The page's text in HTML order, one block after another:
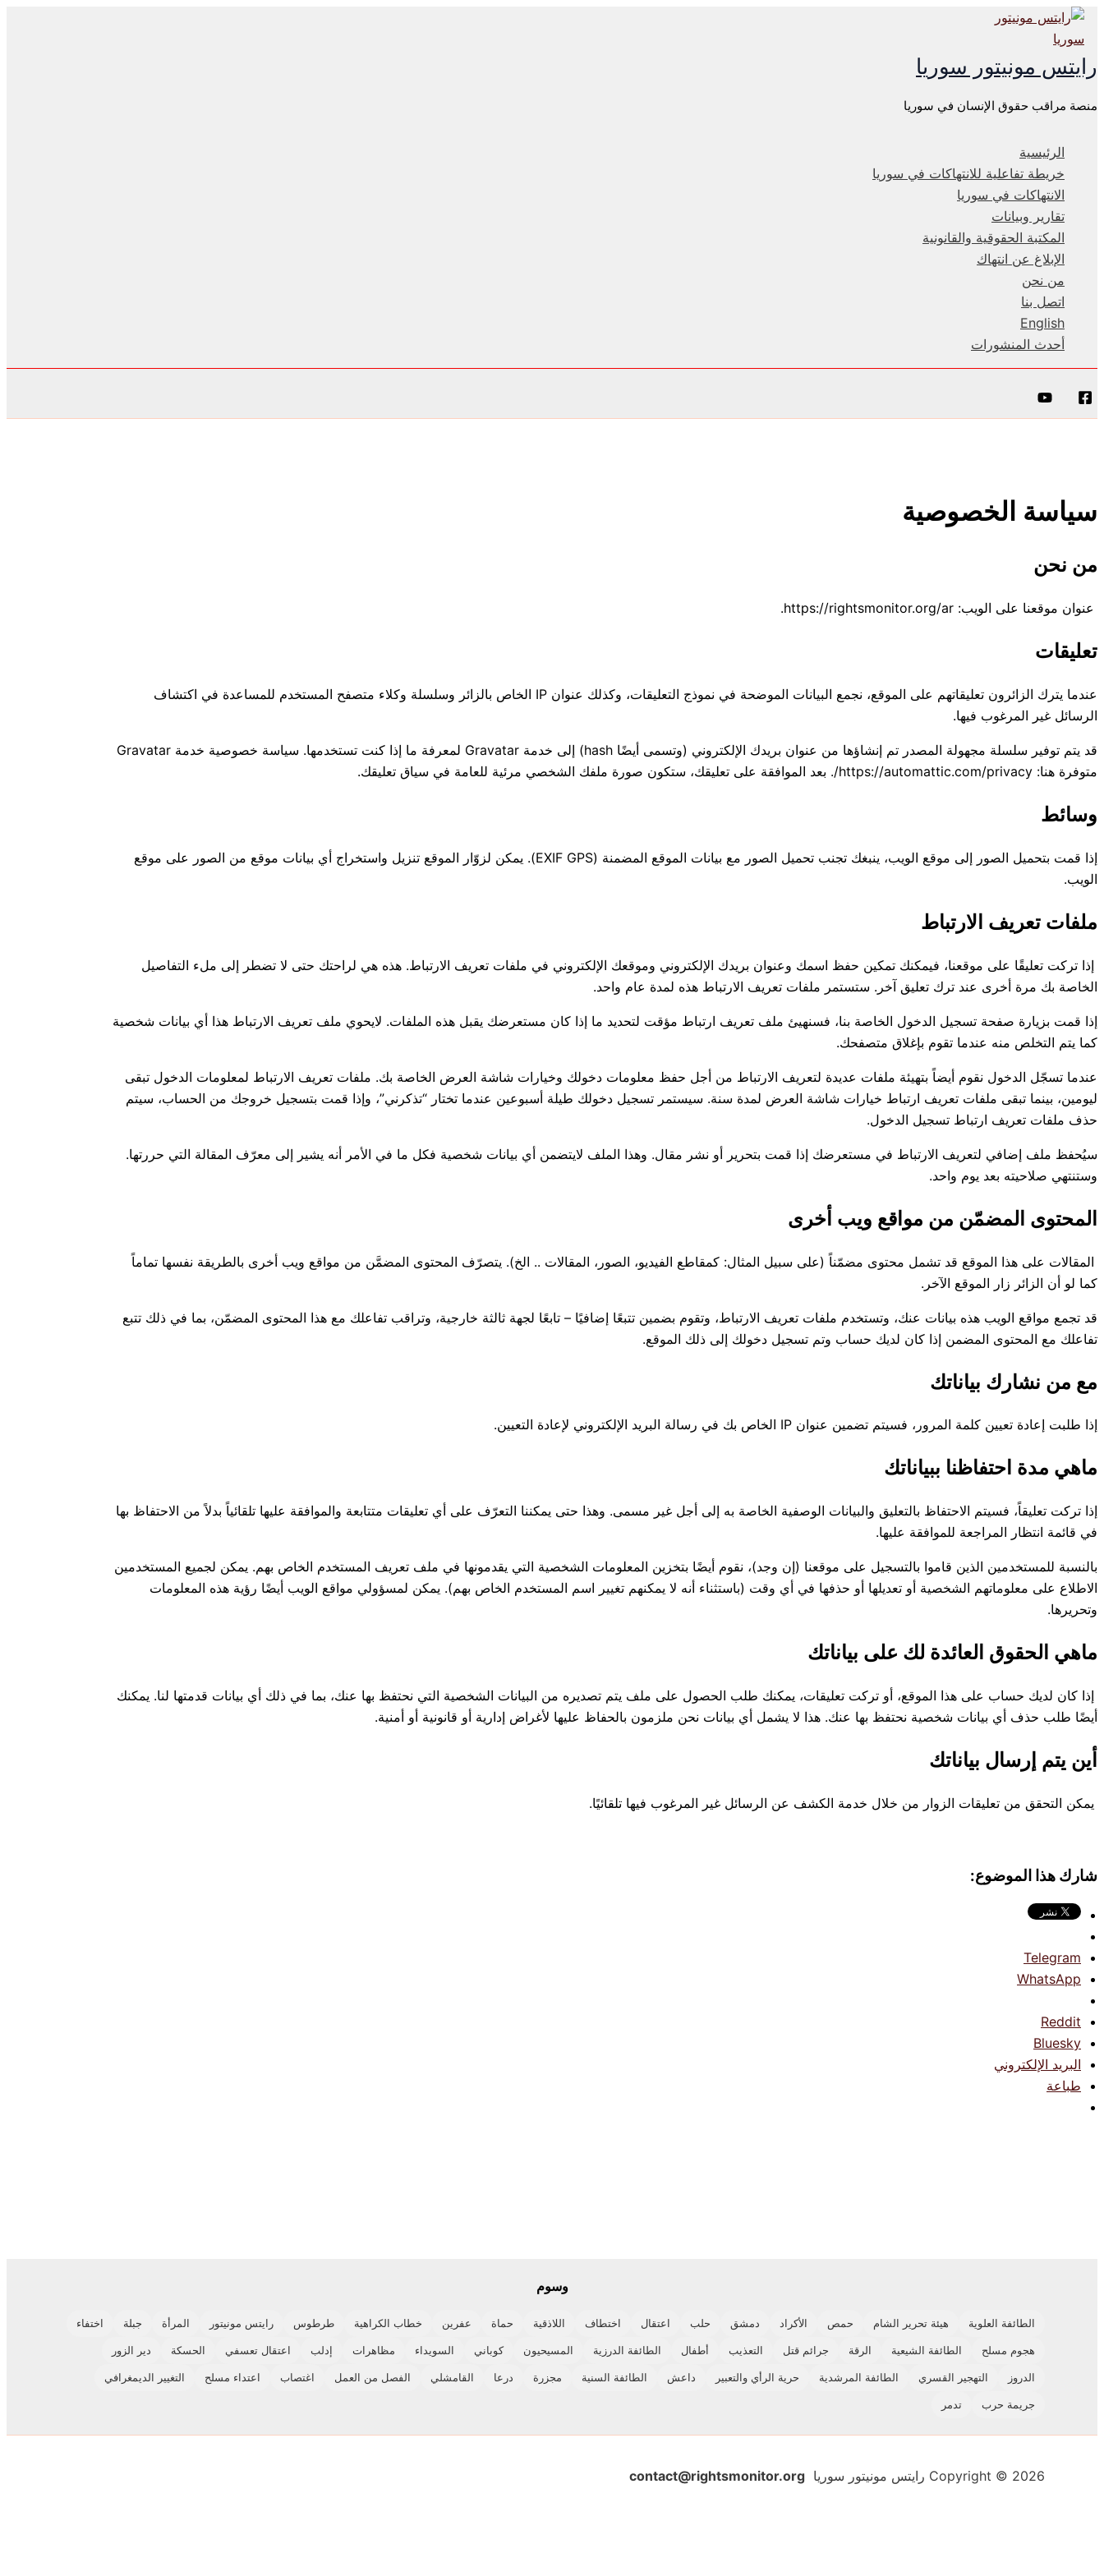
تخطي
إلى
المحتوى
رايتس مونيتور سوريا
منصة مراقب حقوق الإنسان في سوريا
الرئيسية
خريطة تفاعلية للانتهاكات في سوريا
الانتهاكات في سوريا
تقارير وبيانات
المكتبة الحقوقية والقانونية
الإبلاغ عن انتهاك
من نحن
اتصل بنا
English
أحدث المنشورات
سياسة الخصوصية
من نحن
عنوان موقعنا على الويب: https://rightsmonitor.org/ar.
تعليقات
عندما يترك الزائرون تعليقاتهم على الموقع، نجمع البيانات الموضحة في نموذج التعليقات، وكذلك عنوان IP الخاص بالزائر وسلسلة وكلاء متصفح المستخدم للمساعدة في اكتشاف
الرسائل غير المرغوب فيها.
قد يتم توفير سلسلة مجهولة المصدر تم إنشاؤها من عنوان بريدك الإلكتروني (وتسمى أيضًا hash) إلى خدمة Gravatar لمعرفة ما إذا كنت تستخدمها. سياسة خصوصية خدمة Gravatar
متوفرة هنا: https://automattic.com/privacy/. بعد الموافقة على تعليقك، ستكون صورة ملفك الشخصي مرئية للعامة في سياق تعليقك.
وسائط
إذا قمت بتحميل الصور إلى موقع الويب، ينبغك تجنب تحميل الصور مع بيانات الموقع المضمنة (EXIF GPS). يمكن لزوّار الموقع تنزيل واستخراج أي بيانات موقع من الصور على موقع
الويب.
ملفات تعريف الارتباط
إذا تركت تعليقًا على موقعنا، فيمكنك تمكين حفظ اسمك وعنوان بريدك الإلكتروني وموقعك الإلكتروني في ملفات تعريف الارتباط. هذه هي لراحتك حتى لا تضطر إلى ملء التفاصيل
الخاصة بك مرة أخرى عند ترك تعليق آخر. ستستمر ملفات تعريف الارتباط هذه لمدة عام واحد.
إذا قمت بزيارة صفحة تسجيل الدخول الخاصة بنا، فسنهيئ ملف تعريف ارتباط مؤقت لتحديد ما إذا كان مستعرضك يقبل هذه الملفات. لايحوي ملف تعريف الارتباط هذا أي بيانات شخصية
كما يتم التخلص منه عندما تقوم بإغلاق متصفحك.
عندما تسجّل الدخول نقوم أيضاً بتهيئة ملفات عديدة لتعريف الارتباط من أجل حفظ معلومات دخولك وخيارات شاشة العرض الخاصة بك. ملفات تعريف الارتباط لمعلومات الدخول تبقى
ليومين، بينما تبقى ملفات تعريف ارتباط خيارات شاشة العرض لمدة سنة. سيستمر تسجيل دخولك طيلة أسبوعين عندما تختار “تذكرني”، وإذا قمت بتسجيل خروجك من الحساب، سيتم
حذف ملفات تعريف ارتباط تسجيل الدخول.
سيُحفظ ملف إضافي لتعريف الارتباط في مستعرضك إذا قمت بتحرير أو نشر مقال. وهذا الملف لايتضمن أي بيانات شخصية فكل ما في الأمر أنه يشير إلى معرّف المقالة التي حررتها.
وستنتهي صلاحيته بعد يوم واحد.
المحتوى المضمّن من مواقع ويب أخرى
المقالات على هذا الموقع قد تشمل محتوى مضمّناً (على سبيل المثال: كمقاطع الفيديو، الصور، المقالات .. الخ). يتصرّف المحتوى المضمَّن من مواقع ويب أخرى بالطريقة نفسها تماماً
كما لو أن الزائر زار الموقع الآخر.
قد تجمع مواقع الويب هذه بيانات عنك، وتستخدم ملفات تعريف الارتباط، وتقوم بضمين تتبعًا إضافيًا – تابعًا لجهة ثالثة خارجية، وتراقب تفاعلك مع هذا المحتوى المضمّن، بما في ذلك تتبع
تفاعلك مع المحتوى المضمن إذا كان لديك حساب وتم تسجيل دخولك إلى ذلك الموقع.
مع من نشارك بياناتك
إذا طلبت إعادة تعيين كلمة المرور، فسيتم تضمين عنوان IP الخاص بك في رسالة البريد الإلكتروني لإعادة التعيين.
ماهي مدة احتفاظنا ببياناتك
إذا تركت تعليقاً، فسيتم الاحتفاظ بالتعليق والبيانات الوصفية الخاصة به إلى أجل غير مسمى. وهذا حتى يمكننا التعرّف على أي تعليقات متتابعة والموافقة عليها تلقائياً بدلاً من الاحتفاظ بها
في قائمة انتظار المراجعة للموافقة عليها.
بالنسبة للمستخدمين الذين قاموا بالتسجيل على موقعنا (إن وجد)، نقوم أيضًا بتخزين المعلومات الشخصية التي يقدمونها في ملف تعريف المستخدم الخاص بهم. يمكن لجميع المستخدمين
الاطلاع على معلوماتهم الشخصية أو تعديلها أو حذفها في أي وقت (باستثناء أنه لا يمكنهم تغيير اسم المستخدم الخاص بهم). يمكن لمسؤولي مواقع الويب أيضًا رؤية هذه المعلومات
وتحريرها.
ماهي الحقوق العائدة لك على بياناتك
إذا كان لديك حساب على هذا الموقع، أو تركت تعليقات، يمكنك طلب الحصول على ملف يتم تصديره من البيانات الشخصية التي نحتفظ بها عنك، بما في ذلك أي بيانات قدمتها لنا. يمكنك
أيضًا طلب حذف أي بيانات شخصية نحتفظ بها عنك. هذا لا يشمل أي بيانات نحن ملزمون بالحفاظ عليها لأغراض إدارية أو قانونية أو أمنية.
أين يتم إرسال بياناتك
يمكن التحقق من تعليقات الزوار من خلال خدمة الكشف عن الرسائل غير المرغوب فيها تلقائيًا.
شارك هذا الموضوع:
Telegram
WhatsApp
Reddit
Bluesky
البريد الإلكتروني
طباعة
وسوم
الطائفة العلوية هيئة تحرير الشام حمص الأكراد دمشق حلب اعتقال اختطاف اللاذقية حماة عفرين خطاب الكراهية طرطوس رايتس مونيتور المرأة جبلة اختفاء
هجوم مسلح الطائفة الشيعية الرقة جرائم قتل التعذيب أطفال الطائفة الدرزية المسيحيون كوباني السويداء مظاهرات إدلب اعتقال تعسفي الحسكة دير الزور
الدروز التهجير القسري الطائفة المرشدية حرية الرأي والتعبير داعش الطائفة السنية مجزرة درعا القامشلي الفصل من العمل اغتصاب اعتداء مسلح التغيير الديمغرافي
جريمة حرب تدمر
Copyright © 2026 رايتس مونيتور سوريا contact@rightsmonitor.org